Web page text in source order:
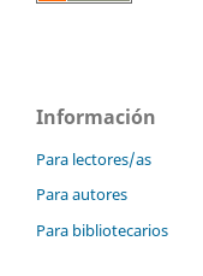
Información
Para lectores/as
Para autores
Para bibliotecarios